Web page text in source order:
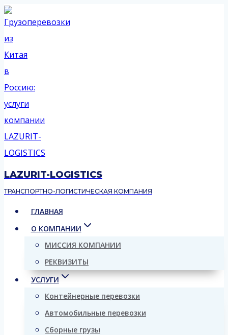
Перейти
к
содержимому
LAZURIT-LOGISTICS
ТРАНСПОРТНО-ЛОГИСТИЧЕСКАЯ КОМПАНИЯ
ГЛАВНАЯ
О КОМПАНИИ
МИССИЯ КОМПАНИИ
РЕКВИЗИТЫ
УСЛУГИ
Контейнерные перевозки
Автомобильные перевозки
Сборные грузы